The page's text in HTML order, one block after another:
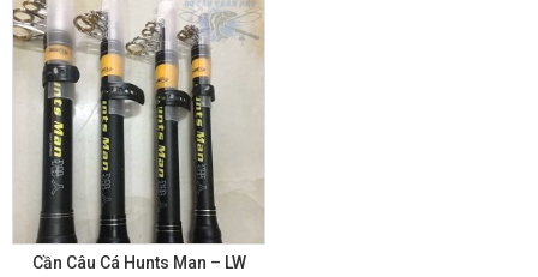
Cần Câu Cá Hunts Man – LW